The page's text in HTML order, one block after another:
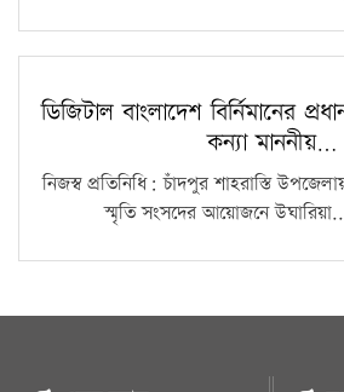
ডিজিটাল বাংলাদেশ বির্নিমানের
কন্যা মাননীয়…
নিজস্ব প্রতিনিধি: চাঁদপুর শাহরাস্তি
স্মৃতি সংসদের আয়োজনে